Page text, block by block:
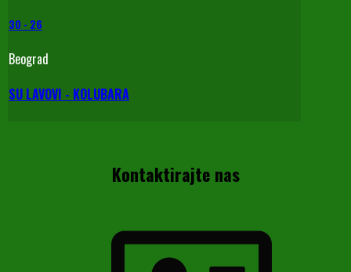
30 - 26
Beograd
SU LAVOVI - KOLUBARA
Kontaktirajte nas